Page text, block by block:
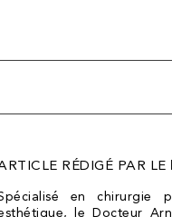
RÉDIGÉ PAR LE
en chirurgie
le Docteur